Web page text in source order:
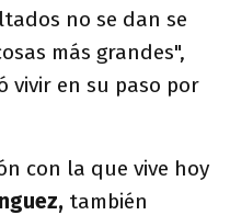
no se dan se
más grandes",
vivir en su paso por
con la que vive hoy
también